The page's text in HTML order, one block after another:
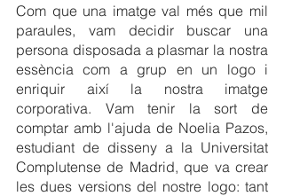
Com que una imatge val més que mil
paraules, vam decidir buscar una
persona disposada a plasmar la nostra
essència com a grup en un logo i
enriquir així la nostra imatge
corporativa. Vam tenir la sort de
comptar amb l'ajuda de Noelia Pazos,
estudiant de disseny a la Universitat
Complutense de Madrid, que va crear
les dues versions del nostre logo: tant